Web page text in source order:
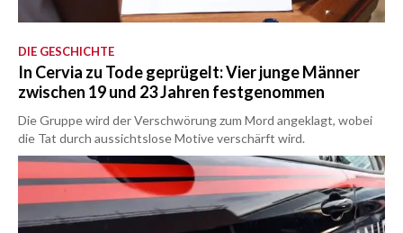
DIE GESCHICHTE
In Cervia zu Tode geprügelt: Vier junge Männer
zwischen 19 und 23 Jahren festgenommen
Die Gruppe wird der Verschwörung zum Mord angeklagt, wobei
die Tat durch aussichtslose Motive verschärft wird.